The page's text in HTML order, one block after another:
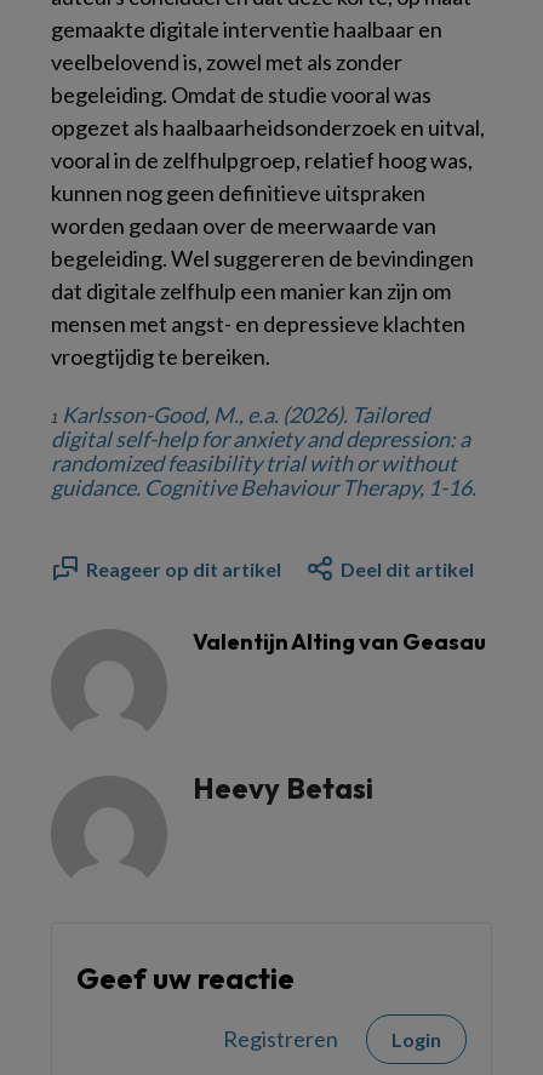
gemaakte digitale interventie haalbaar en
veelbelovend is, zowel met als zonder
begeleiding. Omdat de studie vooral was
opgezet als haalbaarheidsonderzoek en uitval,
vooral in de zelfhulpgroep, relatief hoog was,
kunnen nog geen definitieve uitspraken
worden gedaan over de meerwaarde van
begeleiding. Wel suggereren de bevindingen
dat digitale zelfhulp een manier kan zijn om
mensen met angst- en depressieve klachten
vroegtijdig te bereiken.
1 Karlsson-Good, M., e.a. (2026). Tailored
digital self-help for anxiety and depression: a
randomized feasibility trial with or without
guidance. Cognitive Behaviour Therapy, 1-16.
Reageer op dit artikel Deel dit artikel
Valentijn Alting van Geasau
Heevy Betasi
Geef uw reactie
Registreren Login